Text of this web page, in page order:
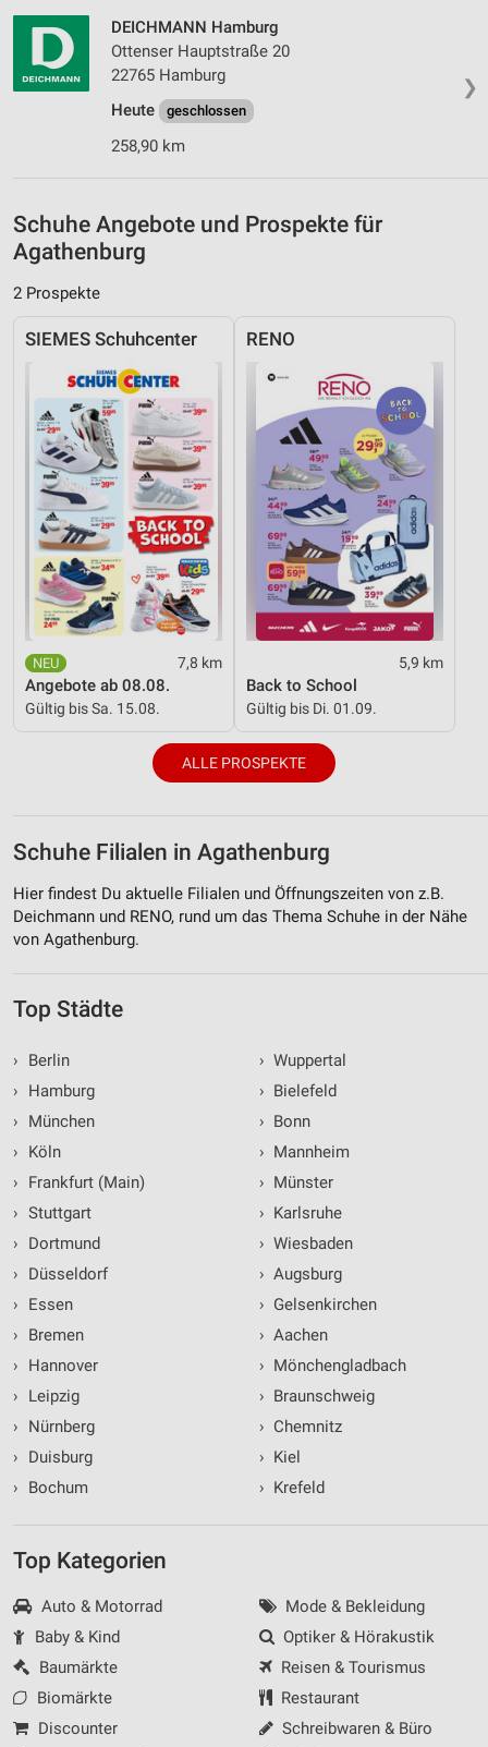
❯
DEICHMANN Hamburg
Ottenser Hauptstraße 20
22765 Hamburg
Heute
geschlossen
258,90 km
Schuhe Angebote und Prospekte für
Agathenburg
2 Prospekte
SIEMES Schuhcenter
7,8 km
Angebote ab 08.08.
Gültig bis Sa. 15.08.
RENO
5,9 km
Back to School
Gültig bis Di. 01.09.
ALLE PROSPEKTE
Schuhe Filialen in Agathenburg
Hier findest Du aktuelle Filialen und Öffnungszeiten von z.B.
Deichmann und RENO, rund um das Thema Schuhe in der Nähe
von Agathenburg.
Top Städte
›
Berlin
›
Hamburg
›
München
›
Köln
›
Frankfurt (Main)
› Stuttgart
›
Dortmund
›
Düsseldorf
›
Essen
›
Bremen
›
Hannover
›
Leipzig
›
Nürnberg
›
Duisburg
›
Bochum
› Wuppertal
› Bielefeld
› Bonn
› Mannheim
› Münster
› Karlsruhe
› Wiesbaden
› Augsburg
› Gelsenkirchen
› Aachen
› Mönchengladbach
› Braunschweig
› Chemnitz
› Kiel
› Krefeld
Top Kategorien
Auto & Motorrad
Baby & Kind
Baumärkte
Biomärkte
Discounter
Mode & Bekleidung
Optiker & Hörakustik
Reisen & Tourismus
Restaurant
Schreibwaren & Büro
Geräte anhand von aktiv angeforderten
Informationen identifizieren
Nicht-IAB-Verarbeitungszwecke:
Werbung